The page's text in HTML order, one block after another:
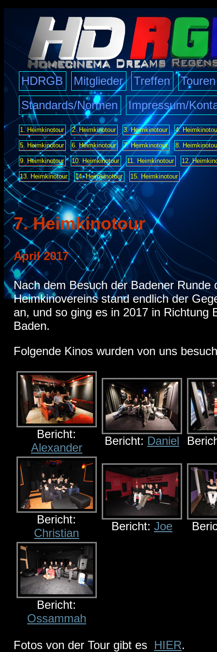
HDRGB Mitglieder Treffen
Touren
Standards/Normen
Impressum/
1. Heimkinotour 2. Heimkinotour 3. Heimkinotour 4.
5. Heimkinotour 6. Heimkinotour 7. Heimkinotour 8.
9. Heimkinotour 10. Heimkinotour 11. Heimkinotour 12.
13. Heimkinotour 14. Heimkinotour 15. Heimkinotour
7. Heimkinotour
April 2017
Nach dem Besuch der Badener Runde
Heimkinovereins stand endlich der
an, und so ging es in 2017 in Richtung
Baden.
Folgende Kinos wurden von uns
Bericht:
Alexander
Bericht: Daniel
Bericht:
Christian
Bericht: Joe
Bericht:
Ossammah
Fotos von der Tour gibt es HIER.